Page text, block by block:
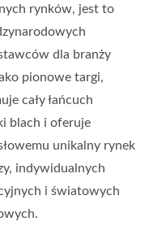
rynków, jest to
dla branży
pionowe targi,
cały łańcuch
blach i oferuje
unikalny rynek
indywidualnych
i światowych